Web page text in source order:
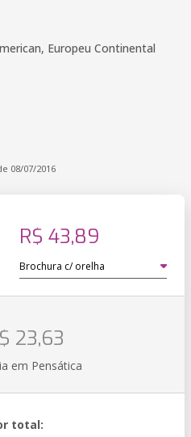
Europeu Continental
08/07/2016
R$ 43,89
23,63
em Pensática
total: